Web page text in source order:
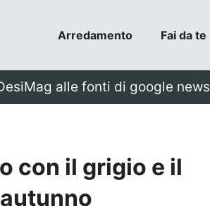
Arredamento Fai da te
alle fonti di google news
con il grigio e il